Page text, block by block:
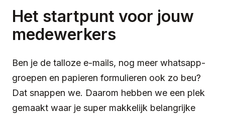
Het startpunt voor jouw
medewerkers
Ben je de talloze e-mails, nog meer whatsapp-
groepen en papieren formulieren ook zo beu?
Dat snappen we. Daarom hebben we een plek
gemaakt waar je super makkelijk belangrijke